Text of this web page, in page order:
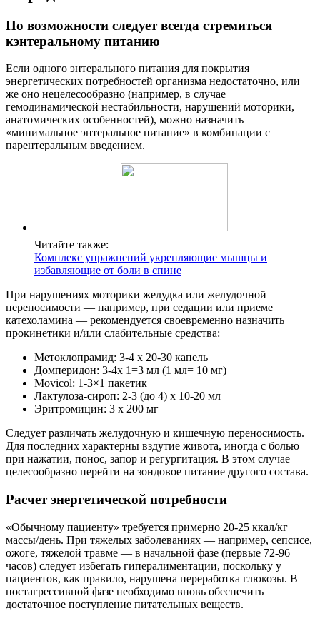
По возможности следует всегда стремиться
кэнтеральному питанию
Если одного энтерального питания для покрытия
энергетических потребностей организма недостаточно, или
же оно нецелесообразно (например, в случае
гемодинамической нестабильности, нарушений моторики,
анатомических особенностей), можно назначить
«минимальное энтеральное питание» в комбинации с
парентеральным введением.
Читайте также:
Комплекс упражнений укрепляющие мышцы и
избавляющие от боли в спине
При нарушениях моторики желудка или желудочной
переносимости — например, при седации или приеме
катехоламина — рекомендуется своевременно назначить
прокинетики и/или слабительные средства:
Метоклопрамид: 3-4 х 20-30 капель
Домперидон: 3-4х 1=3 мл (1 мл= 10 мг)
Movicol: 1-3×1 пакетик
Лактулоза-сироп: 2-3 (до 4) х 10-20 мл
Эритромицин: 3 х 200 мг
Следует различать желудочную и кишечную переносимость.
Для последних характерны вздутие живота, иногда с болью
при нажатии, понос, запор и регургитация. В этом случае
целесообразно перейти на зондовое питание другого состава.
Расчет энергетической потребности
«Обычному пациенту» требуется примерно 20-25 ккал/кг
массы/день. При тяжелых заболеваниях — например, сепсисе,
ожоге, тяжелой травме — в начальной фазе (первые 72-96
часов) следует избегать гипералиментации, поскольку у
пациентов, как правило, нарушена переработка глюкозы. В
постагрессивной фазе необходимо вновь обеспечить
достаточное поступление питательных веществ.